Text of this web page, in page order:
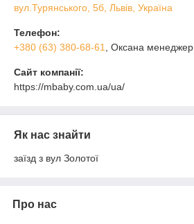
вул.Турянського, 5б, Львів, Україна
Телефон:
+380 (63) 380-68-61
, Оксана менеджер
Сайт компанії:
https://mbaby.com.ua/ua/
Як нас знайти
заїзд з вул Золотої
Про нас